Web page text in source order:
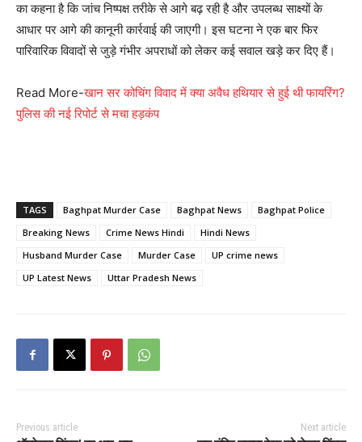
का कहना है कि जांच निष्पक्ष तरीके से आगे बढ़ रही है और उपलब्ध साक्ष्यों के
आधार पर आगे की कानूनी कार्रवाई की जाएगी। इस घटना ने एक बार फिर
पारिवारिक विवादों से जुड़े गंभीर अपराधों को लेकर कई सवाल खड़े कर दिए हैं।
Read More-खान सर कोचिंग विवाद में क्या अवैध हथियार से हुई थी फायरिंग?
पुलिस की नई रिपोर्ट से मचा हड़कंप
TAGS Baghpat Murder Case Baghpat News
Baghpat Police
Breaking News
Crime News Hindi
Hindi News
Husband Murder Case
Murder Case
UP crime news
UP Latest News
Uttar Pradesh News
Previous article Next article